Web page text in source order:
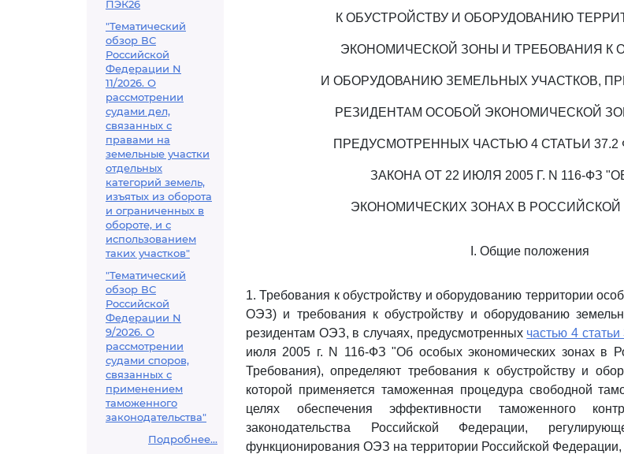
ПЭК26
"Тематический
обзор ВС
Российской
Федерации N
11/2026. О
рассмотрении
судами дел,
связанных с
правами на
земельные участки
отдельных
категорий земель,
изъятых из оборота
и ограниченных в
обороте, и с
использованием
таких участков"
"Тематический
обзор ВС
Российской
Федерации N
9/2026. О
рассмотрении
судами споров,
связанных с
применением
таможенного
законодательства"
Подробнее...
К ОБУСТРОЙСТВУ И ОБОРУДОВАНИЮ
ЭКОНОМИЧЕСКОЙ ЗОНЫ И ТРЕБОВАНИЯ К
И ОБОРУДОВАНИЮ ЗЕМЕЛЬНЫХ УЧАСТКОВ,
РЕЗИДЕНТАМ ОСОБОЙ ЭКОНОМИЧЕСКОЙ
ПРЕДУСМОТРЕННЫХ ЧАСТЬЮ 4 СТАТЬИ 37.2
ЗАКОНА ОТ 22 ИЮЛЯ 2005 Г. N 116-ФЗ
ЭКОНОМИЧЕСКИХ ЗОНАХ В РОССИЙСКОЙ
I. Общие положения
1. Требования к обустройству и оборудованию территории
ОЭЗ) и требования к обустройству и оборудованию
резидентам ОЭЗ, в случаях, предусмотренных частью 4 статьи
июля 2005 г. N 116-ФЗ "Об особых экономических зонах в
Требования), определяют требования к обустройству и
которой применяется таможенная процедура свободной
целях обеспечения эффективности таможенного
законодательства Российской Федерации,
функционирования ОЭЗ на территории Российской Федерации,